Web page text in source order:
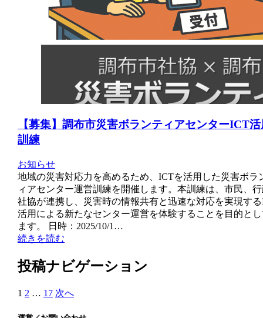
【募集】調布市災害ボランティアセンターICT活
訓練
お知らせ
地域の災害対応力を高めるため、ICTを活用した災害ボラ
ィアセンター運営訓練を開催します。本訓練は、市民、
社協が連携し、災害時の情報共有と迅速な対応を実現す
活用による新たなセンター運営を体験することを目的と
ます。 日時：2025/10/1…
続きを読む
投稿ナビゲーション
1 2 … 17 次へ